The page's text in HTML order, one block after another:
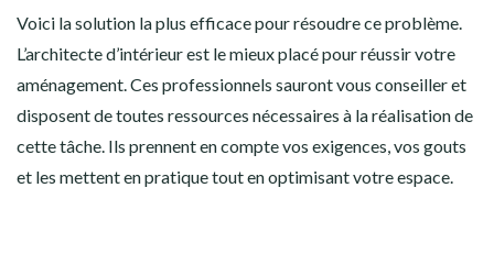
Voici la solution la plus efficace pour résoudre ce problème.
L’architecte d’intérieur est le mieux placé pour réussir votre
aménagement. Ces professionnels sauront vous conseiller et
disposent de toutes ressources nécessaires à la réalisation de
cette tâche. Ils prennent en compte vos exigences, vos gouts
et les mettent en pratique tout en optimisant votre espace.